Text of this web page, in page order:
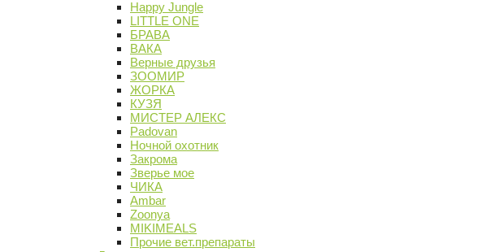
Happy Jungle
LITTLE ONE
БРАВА
ВАКА
Верные друзья
ЗООМИР
ЖОРКА
КУЗЯ
МИСТЕР АЛЕКС
Padovan
Ночной охотник
Закрома
Зверье мое
ЧИКА
Ambar
Zoonya
MIKIMEALS
Прочие вет.препараты